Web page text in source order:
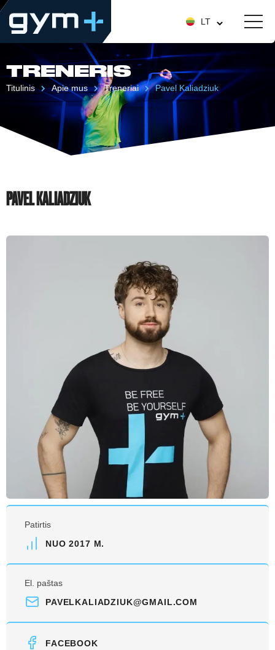
LT
TRENERIS
Titulinis Apie mus Treneriai Pavel Kaliadziuk
PAVEL KALIADZIUK
Patirtis
NUO 2017 M.
El. paštas
PAVELKALIADZIUK@GMAIL.COM
FACEBOOK